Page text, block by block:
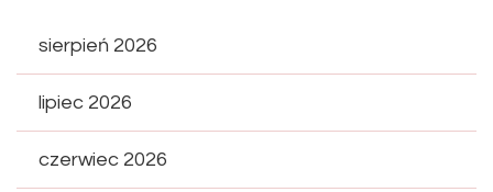
sierpień 2026
lipiec 2026
czerwiec 2026